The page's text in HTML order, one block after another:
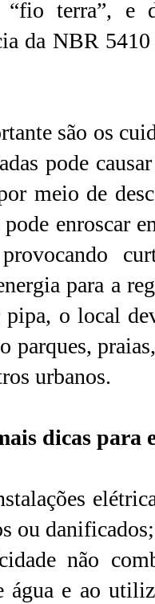
“fio terra”, e
da NBR
são os
pode
meio de
enroscar
para a
o local
parques,
urbanos.
dicas para
ou
não
água e ao